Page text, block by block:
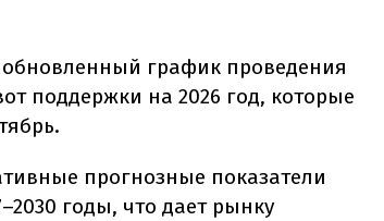
обновленный график проведения
поддержки на 2026 год, которые
прогнозные показатели
годы, что дает рынку